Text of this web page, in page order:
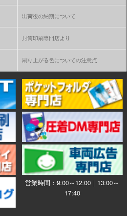
出荷後の納期について
封筒印刷専門店より
刷り上がる色についての注意点
営業時間：9:00～12:00｜13:00～
17:40